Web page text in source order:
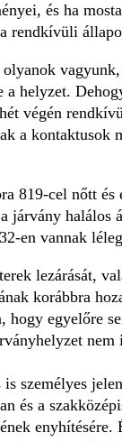
és ha
rendkívüli
helyzet.
végén
a kontaktusok
819-cel nőtt
járvány halálos
en vannak
lezárását,
korábbra
hogy egyelőre
személyes
és a